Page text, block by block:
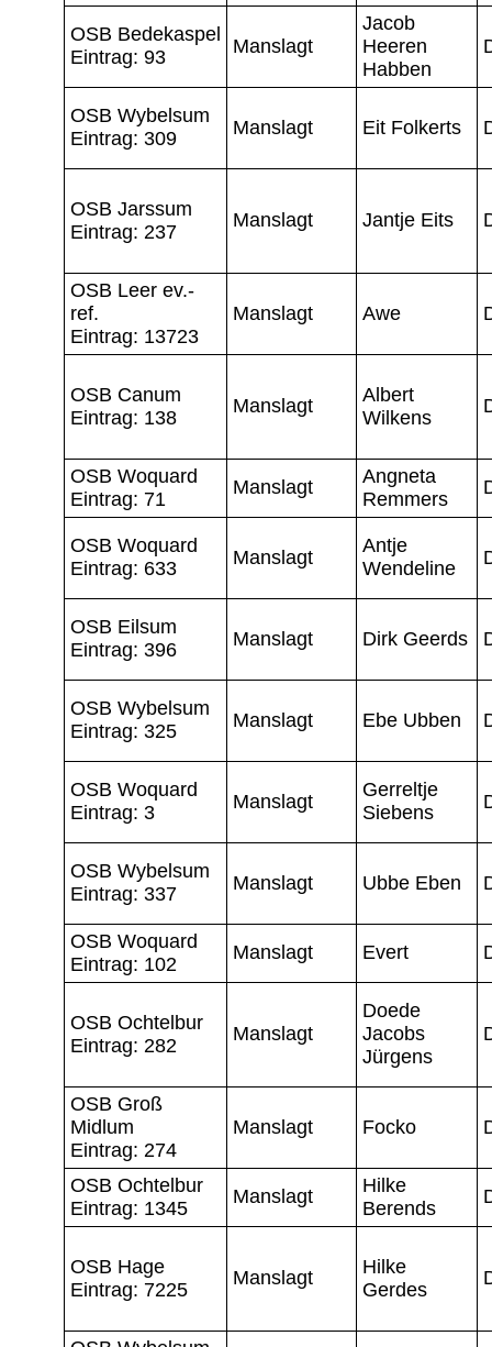
OSB Bedekaspel
Eintrag: 93
Manslagt
Jacob
Heeren
Habben
OSB Wybelsum
Eintrag: 309
Manslagt Eit Folkerts
OSB Jarssum
Eintrag: 237
Manslagt Jantje Eits
OSB Leer ev.-
ref.
Eintrag: 13723
Manslagt Awe
OSB Canum
Eintrag: 138
Manslagt
Albert
Wilkens
OSB Woquard
Eintrag: 71
Manslagt
Angneta
Remmers
OSB Woquard
Eintrag: 633
Manslagt
Antje
Wendeline
OSB Eilsum
Eintrag: 396
Manslagt Dirk Geerds
OSB Wybelsum
Eintrag: 325
Manslagt Ebe Ubben
OSB Woquard
Eintrag: 3
Manslagt
Gerreltje
Siebens
OSB Wybelsum
Eintrag: 337
Manslagt Ubbe Eben
OSB Woquard
Eintrag: 102
Manslagt Evert
OSB Ochtelbur
Eintrag: 282
Manslagt
Doede
Jacobs
Jürgens
OSB Groß
Midlum
Eintrag: 274
Manslagt Focko
OSB Ochtelbur
Eintrag: 1345
Manslagt
Hilke
Berends
OSB Hage
Eintrag: 7225
Manslagt
Hilke
Gerdes